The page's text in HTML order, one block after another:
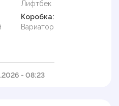
Лифтбек
Коробка:
Вариатор
- 08:23